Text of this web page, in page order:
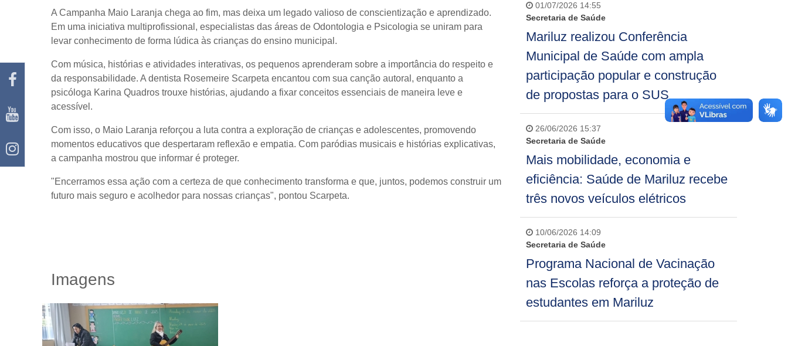
A Campanha Maio Laranja chega ao fim, mas deixa um legado valioso de conscientização e aprendizado.
Em uma iniciativa multiprofissional, especialistas das áreas de Odontologia e Psicologia se uniram para
levar conhecimento de forma lúdica às crianças do ensino municipal.
Com música, histórias e atividades interativas, os pequenos aprenderam sobre a importância do respeito e
da responsabilidade. A dentista Rosemeire Scarpeta encantou com sua canção autoral, enquanto a
psicóloga Karina Quadros trouxe histórias, ajudando a fixar conceitos essenciais de maneira leve e
acessível.
Com isso, o Maio Laranja reforçou a luta contra a exploração de crianças e adolescentes, promovendo
momentos educativos que despertaram reflexão e empatia. Com paródias musicais e histórias explicativas,
a campanha mostrou que informar é proteger.
"Encerramos essa ação com a certeza de que conhecimento transforma e que, juntos, podemos construir um
futuro mais seguro e acolhedor para nossas crianças", pontou Scarpeta.
Imagens
01/07/2026 14:55
Secretaria de Saúde
Mariluz realizou Conferência
Municipal de Saúde com ampla
participação popular e construção
de propostas para o SUS
26/06/2026 15:37
Secretaria de Saúde
Mais mobilidade, economia e
eficiência: Saúde de Mariluz recebe
três novos veículos elétricos
10/06/2026 14:09
Secretaria de Saúde
Programa Nacional de Vacinação
nas Escolas reforça a proteção de
estudantes em Mariluz